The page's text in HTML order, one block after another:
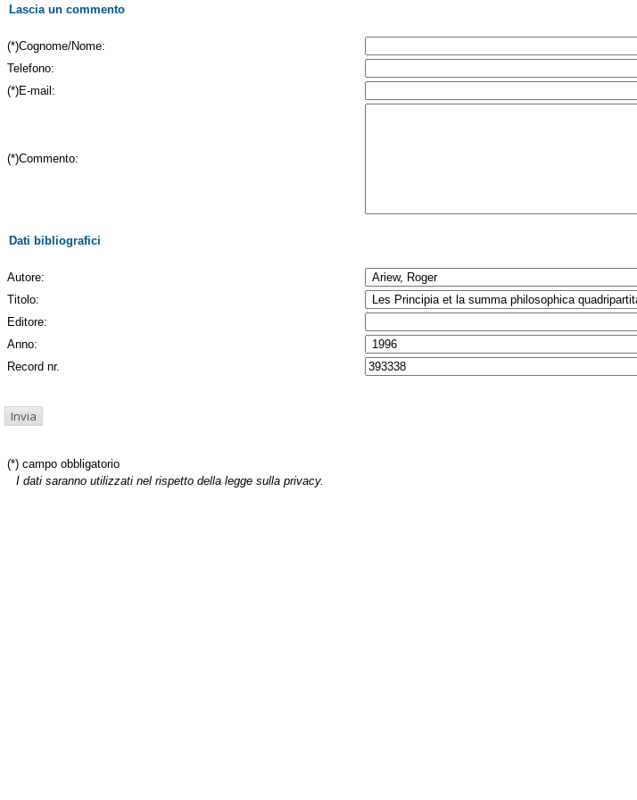
Lascia un commento
(*)Cognome/Nome:
Telefono:
(*)E-mail:
(*)Commento:
Dati bibliografici
Autore:
Titolo:
Editore:
Anno:
Record nr.
(*) campo obbligatorio
I dati saranno utilizzati nel rispetto della legge sulla privacy.